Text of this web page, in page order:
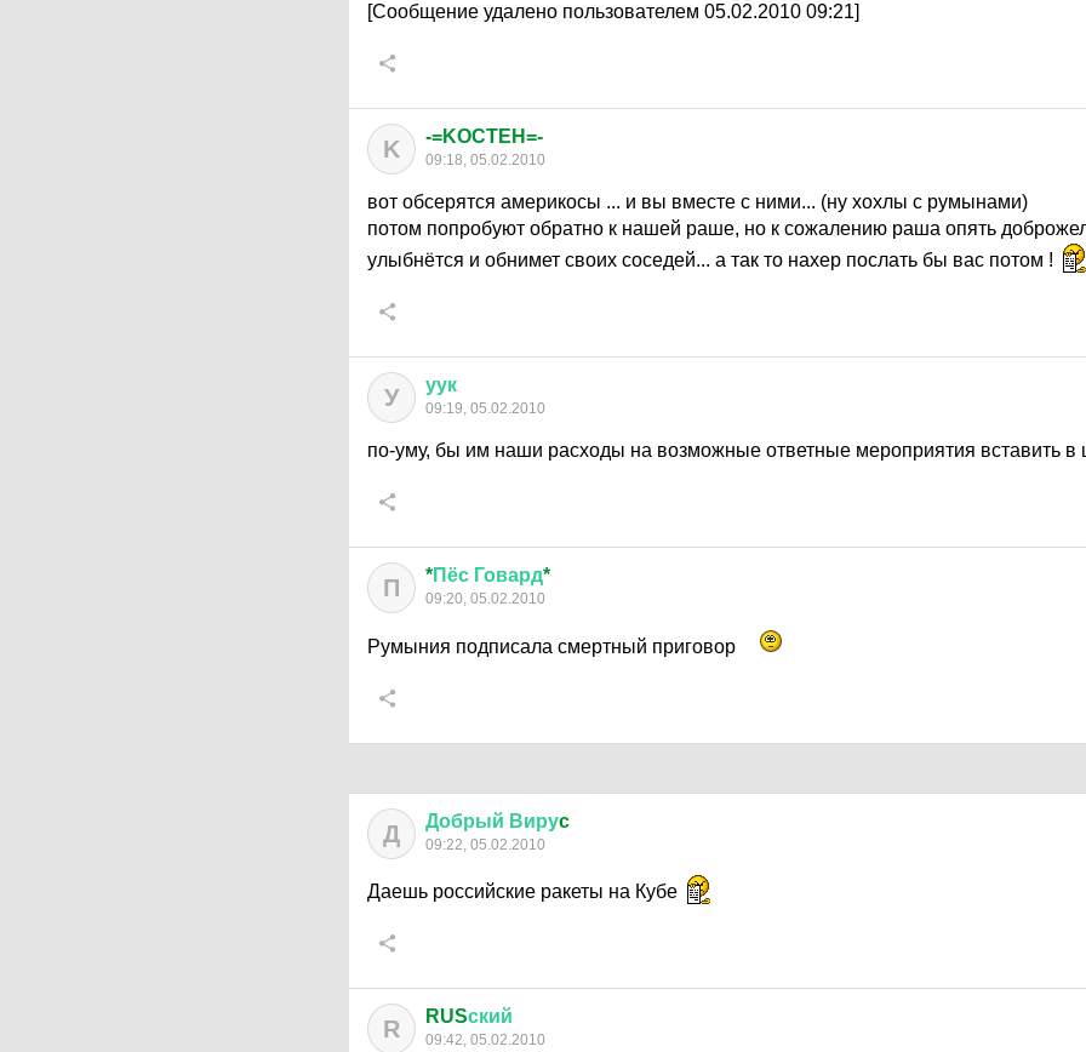
[Сообщение удалено пользователем 05.02.2010 09:21]
K -=KOCTEH=-
09:18, 05.02.2010
вот обсерятся америкосы ... и вы вместе с ними... (ну хохлы с румынами)
потом попробуют обратно к нашей раше, но к сожалению раша опять
улыбнётся и обнимет своих соседей... а так то нахер послать бы вас потом !
У уук
09:19, 05.02.2010
по-уму, бы им наши расходы на возможные ответные мероприятия вставить в
П *Пёс Говард*
09:20, 05.02.2010
Румыния подписала смертный приговор
Д Добрый Вируc
09:22, 05.02.2010
Даешь российские ракеты на Кубе
R RUSский
09:42, 05.02.2010